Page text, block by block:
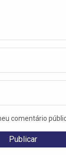
comentário